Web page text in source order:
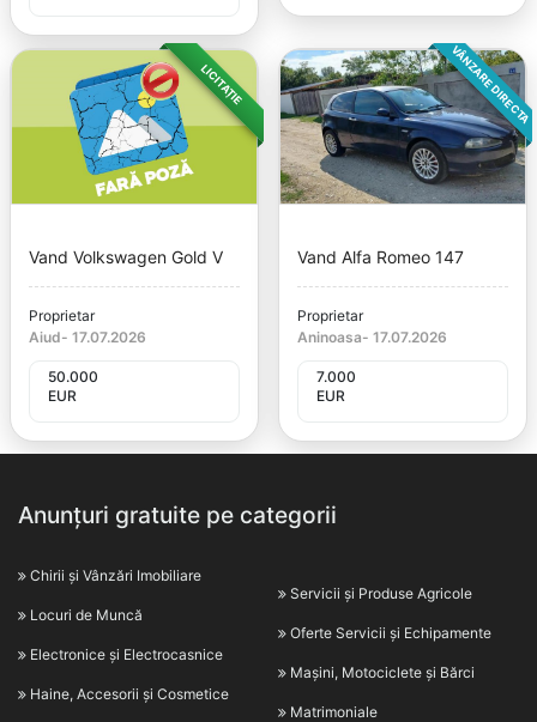
LICITAȚIE
Vand Volkswagen Gold V
Proprietar
Aiud- 17.07.2026
50.000
EUR
VÂNZARE DIRECTA
Vand Alfa Romeo 147
Proprietar
Aninoasa- 17.07.2026
7.000
EUR
Anunțuri gratuite pe categorii
Chirii și Vânzări Imobiliare
Locuri de Muncă
Electronice și Electrocasnice
Haine, Accesorii și Cosmetice
Servicii și Produse Agricole
Oferte Servicii și Echipamente
Mașini, Motociclete și Bărci
Matrimoniale